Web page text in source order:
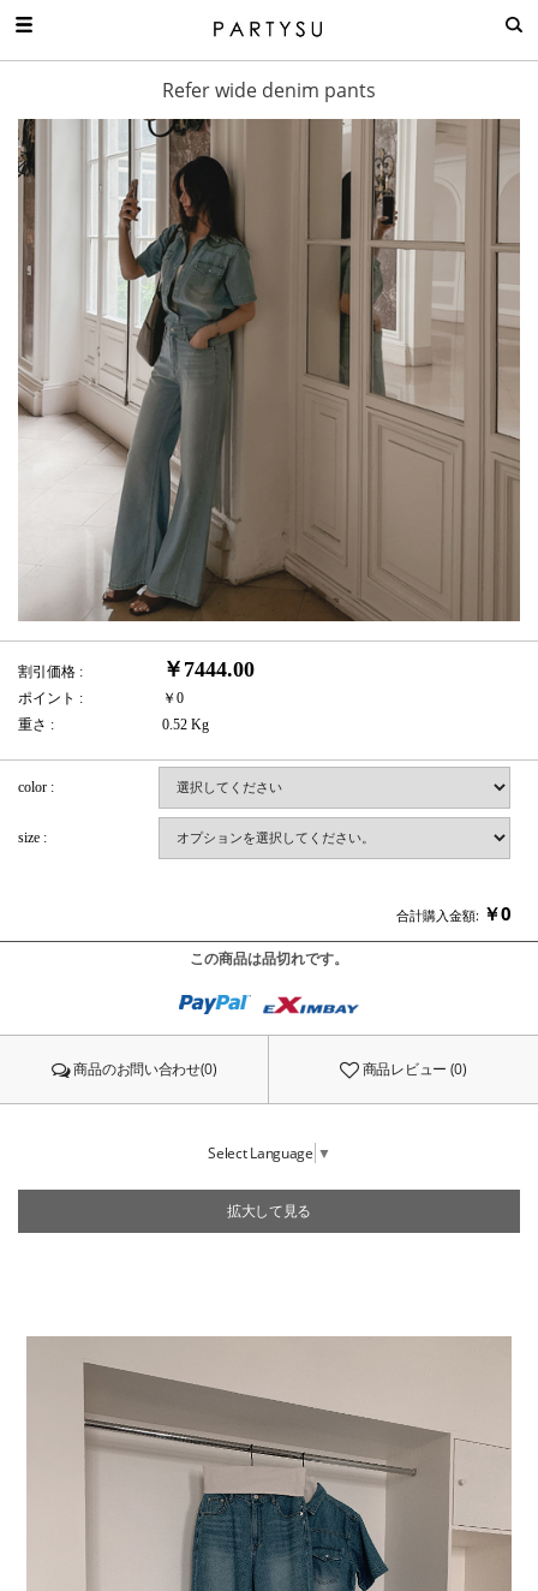
Refer wide denim pants
割引価格 : ￥7444.00
ポイント :
￥0
重さ :
0.52 Kg
color :
size :
合計購入金額: ￥0
この商品は品切れです。
商品のお問い合わせ(0) 商品レビュー (0)
Select Language ▼
拡大して見る